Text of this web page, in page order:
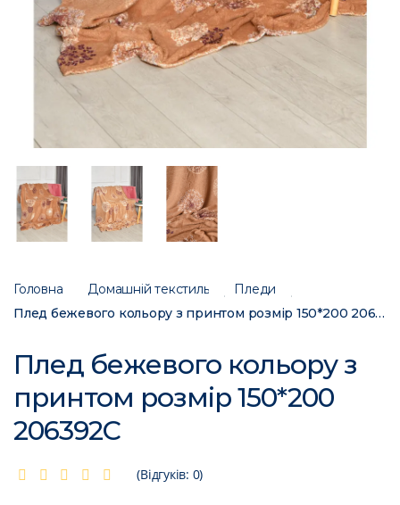
Головна Домашній текстиль
Пледи
Плед бежевого кольору з принтом розмір 150*200 206392C
Плед бежевого кольору з
принтом розмір 150*200
206392C
(Відгуків: 0)